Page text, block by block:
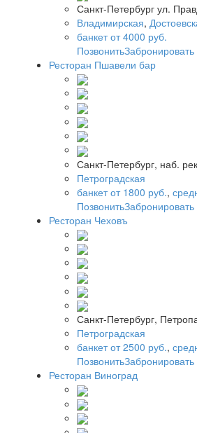
Санкт-Петербург ул.
Владимирская,
банкет от 4000 руб.
ПозвонитьЗабронировать
Ресторан Пшавели бар
Санкт-Петербург, наб.
Петроградская
банкет от 1800 руб.,
ПозвонитьЗабронировать
Ресторан Чеховъ
Санкт-Петербург,
Петроградская
банкет от 2500 руб.,
ПозвонитьЗабронировать
Ресторан Виноград